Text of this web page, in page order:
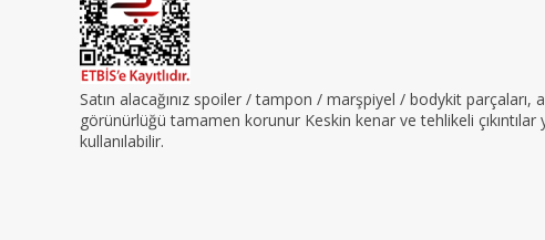
Satın alacağınız spoiler / tampon / marşpiyel / bodykit
görünürlüğü tamamen korunur Keskin kenar ve tehlikeli
kullanılabilir.